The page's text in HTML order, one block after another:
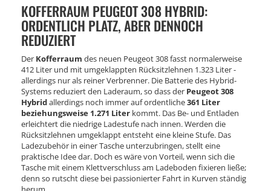
KOFFERRAUM PEUGEOT 308 HYBRID:
ORDENTLICH PLATZ, ABER DENNOCH
REDUZIERT
Der Kofferraum des neuen Peugeot 308 fasst normalerweise
412 Liter und mit umgeklappten Rücksitzlehnen 1.323 Liter -
allerdings nur als reiner Verbrenner. Die Batterie des Hybrid-
Systems reduziert den Laderaum, so dass der Peugeot 308
Hybridallerdings noch immer auf ordentliche361 Liter
beziehungsweise 1.271 Liter kommt. Das Be- und Entladen
erleichtert die niedrige Ladestufe nach innen. Werden die
Rücksitzlehnen umgeklappt entsteht eine kleine Stufe. Das
Ladezubehör in einer Tasche unterzubringen, stellt eine
praktische Idee dar. Doch es wäre von Vorteil, wenn sich die
Tasche mit einem Klettverschluss am Ladeboden fixieren ließe;
denn so rutscht diese bei passionierter Fahrt in Kurven ständig